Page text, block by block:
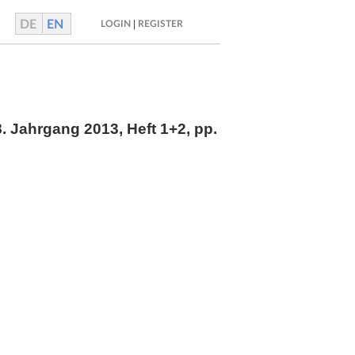
DE EN LOGIN REGISTER
2013, Heft 1+2, pp.